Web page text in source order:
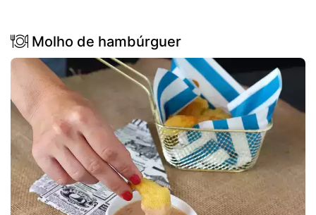
Molho de hambúrguer